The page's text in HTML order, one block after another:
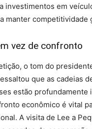
investimentos em
manter competitividade
vez de confronto
o tom do
que as cadeias
estão profundamente
econômico é vital
A visita de Lee a